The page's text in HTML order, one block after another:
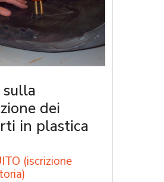
sulla
dei
in plastica
(iscrizione